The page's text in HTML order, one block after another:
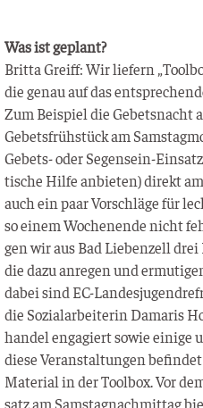
Was ist geplant?
Brit­ta Greiff: Wir lie­fern
die genau auf das
Zum Bei­spiel die Gebets­nacht
Gebets­früh­stück am
Gebets- oder Segen­sein-
ti­sche Hil­fe anbie­ten) direkt
auch ein paar Vor­schlä­ge für
so einem Wochen­en­de nicht
gen wir aus Bad Lie­ben­zell
die dazu anre­gen und
dabei sind EC-
die Sozi­al­ar­bei­te­rin Dama­ris
han­del enga­giert sowie eini­ge
die­se Ver­an­stal­tun­gen
Mate­ri­al in der Tool­box. Vor
satz am Sams­tag­nach­mit­tag